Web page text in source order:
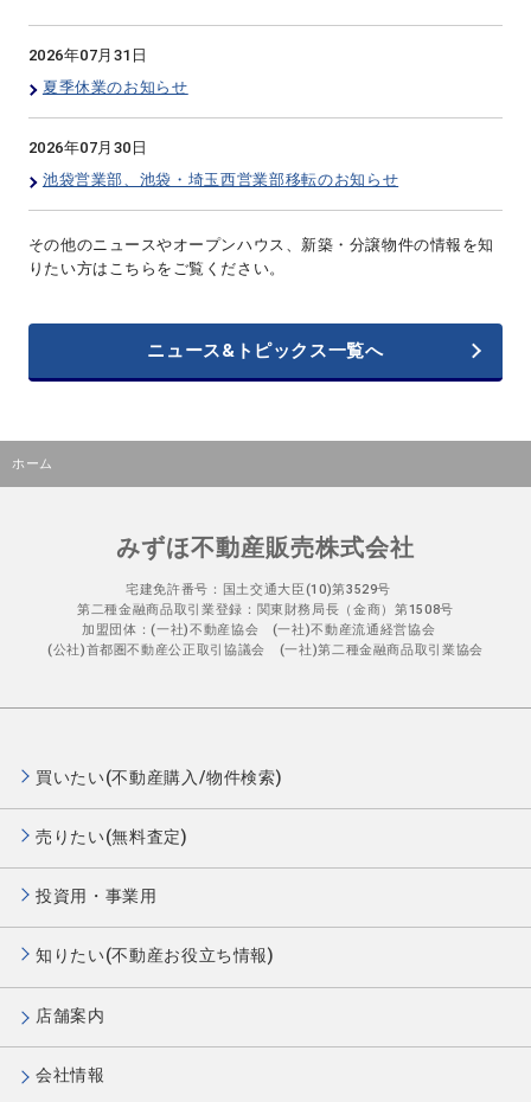
2026年07月31日
夏季休業のお知らせ
2026年07月30日
池袋営業部、池袋・埼玉西営業部移転のお知らせ
その他のニュースやオープンハウス、新築・分譲物件の情報を知
りたい方はこちらをご覧ください。
ニュース&トピックス一覧へ
ホーム
みずほ不動産販売株式会社
宅建免許番号：国土交通大臣(10)第3529号
第二種金融商品取引業登録：関東財務局長（金商）第1508号
加盟団体：(一社)不動産協会 (一社)不動産流通経営協会
(公社)首都圏不動産公正取引協議会 (一社)第二種金融商品取引業協会
買いたい(不動産購入/物件検索)
売りたい(無料査定)
投資用・事業用
知りたい(不動産お役立ち情報)
店舗案内
会社情報